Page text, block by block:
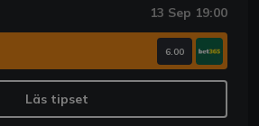
13 Sep 19:00
6.00
Läs tipset